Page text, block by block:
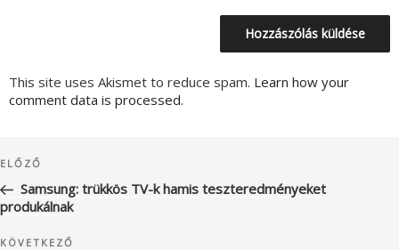
This site uses Akismet to reduce spam. Learn how your
comment data is processed.
navigáció
Korábbi
bejegyzés
ELŐZŐ
Samsung: trükkös TV-k hamis teszteredményeket
produkálnak
Következő
KÖVETKEZŐ